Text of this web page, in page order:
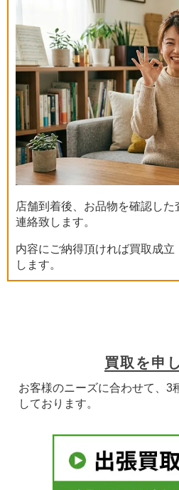
店舗到着後、お品物を確認し
連絡致します。
内容にご納得頂ければ買取成
します。
買取を申
お客様のニーズに合わせて、3
しております。